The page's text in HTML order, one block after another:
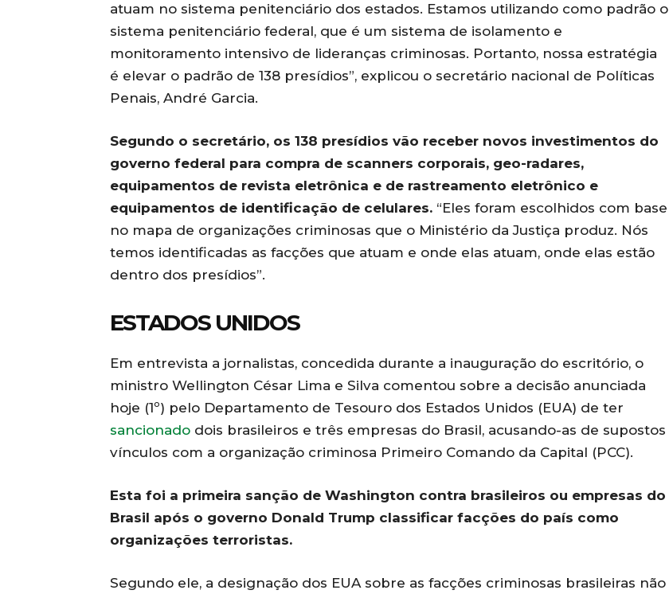
atuam no sistema penitenciário dos estados. Estamos utilizando como padrão o
sistema penitenciário federal, que é um sistema de isolamento e
monitoramento intensivo de lideranças criminosas. Portanto, nossa estratégia
é elevar o padrão de 138 presídios”, explicou o secretário nacional de Políticas
Penais, André Garcia.
Segundo o secretário, os 138 presídios vão receber novos investimentos do
governo federal para compra de scanners corporais, geo-radares,
equipamentos de revista eletrônica e de rastreamento eletrônico e
equipamentos de identificação de celulares. “Eles foram escolhidos com base
no mapa de organizações criminosas que o Ministério da Justiça produz. Nós
temos identificadas as facções que atuam e onde elas atuam, onde elas estão
dentro dos presídios”.
ESTADOS UNIDOS
Em entrevista a jornalistas, concedida durante a inauguração do escritório, o
ministro Wellington César Lima e Silva comentou sobre a decisão anunciada
hoje (1º) pelo Departamento de Tesouro dos Estados Unidos (EUA) de ter
sancionado dois brasileiros e três empresas do Brasil, acusando-as de supostos
vínculos com a organização criminosa Primeiro Comando da Capital (PCC).
Esta foi a primeira sanção de Washington contra brasileiros ou empresas do
Brasil após o governo Donald Trump classificar facções do país como
organizações terroristas.
Segundo ele, a designação dos EUA sobre as facções criminosas brasileiras não